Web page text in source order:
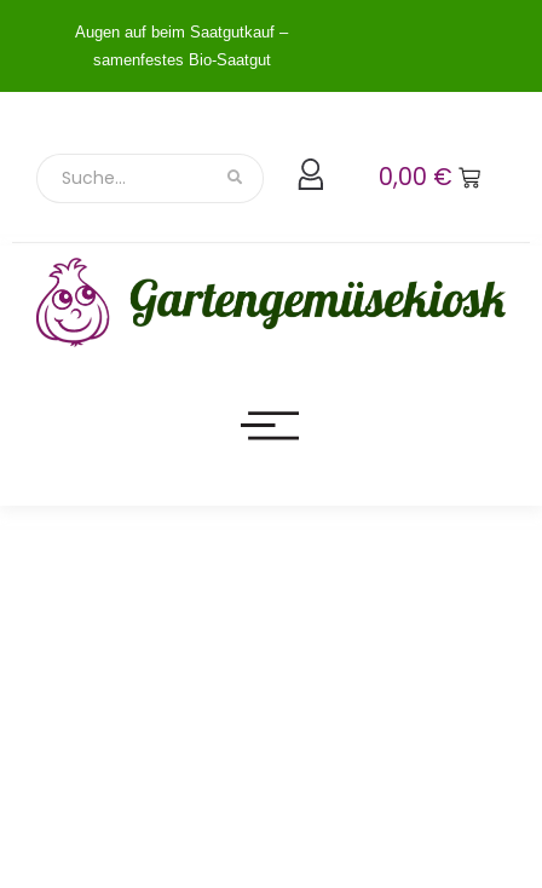
Augen auf beim Saatgutkauf –
samenfestes Bio-Saatgut
0,00 €